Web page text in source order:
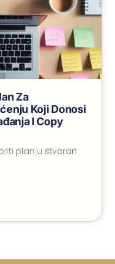
Za
Koji Donosi
I Copy
plan u stvaran